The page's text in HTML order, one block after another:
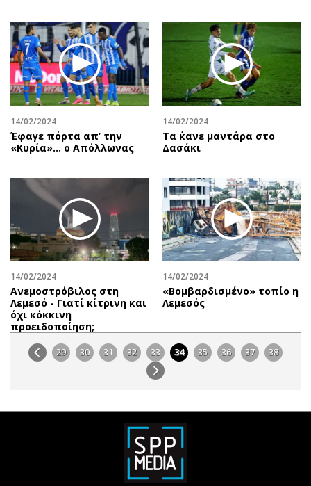
14/02/2024
Έφαγε πόρτα απ’ την
«Κυρία»… ο Απόλλωνας
14/02/2024
Τα ΄κανε μαντάρα στο
Δασάκι
14/02/2024
Ανεμοστρόβιλος στη
Λεμεσό - Γιατί κίτρινη και
όχι κόκκινη
προειδοποίηση;
14/02/2024
«Βομβαρδισμένο» τοπίο η
Λεμεσός
29 30 31 32 33 34 35 36 37 38